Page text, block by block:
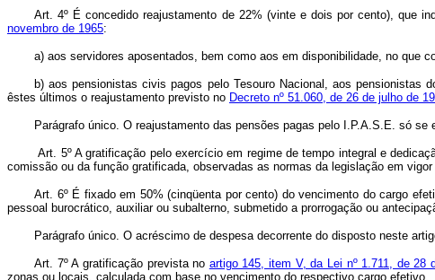
Art. 4º É concedido reajustamento de 22% (vinte e dois por cento), que
novembro de 1965:
a) aos servidores aposentados, bem como aos em disponibilidade, no que
b) aos pensionistas civis pagos pelo Tesouro Nacional, aos
êstes últimos o reajustamento previsto no Decreto nº 51.060, de 26 de julho de
Parágrafo único. O reajustamento das pensões pagas pelo I.P.A.S.E. só
Art. 5º A gratificação pelo exercício em regime de tempo integral e
comissão ou da função gratificada, observadas as normas da legislação em
Art. 6º É fixado em 50% (cinqüenta por cento) do vencimento do cargo
pessoal burocrático, auxiliar ou subalterno, submetido a prorrogação ou
Parágrafo único. O acréscimo de despesa decorrente do disposto neste
Art. 7º A gratificação prevista no artigo 145, item V, da Lei nº 1.711, de 28
zonas ou locais, calculada com base no vencimento do respectivo cargo efetivo.